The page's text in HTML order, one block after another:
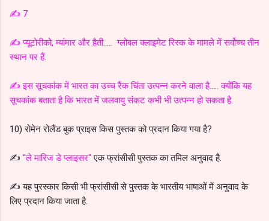
✍️ 7
✍️ प्यूटोरीको, म्यांमार और हैती..... ग्लोबल क्लाइमेट रिस्क के मामले में सर्वोच्च तीन
स्थान पर हैं.
✍️ इस सूचकांक में भारत का उच्च रैंक चिंता उत्पन्न करने वाला है..... क्योंकि यह
सूचकांक बताता है कि भारत में जलवायु संकट कभी भी उत्पन्न हो सकता है.
10) रोमेन रोलैंड बुक प्राइस किस पुस्तक को प्रदान किया गया है?
✍️ "ले मारिज डे प्लाइसर"एक फ्रांसीसी पुस्तक का तमिल अनुवाद है.
✍️ यह पुरस्कार किसी भी फ्रांसीसी से पुस्तक के भारतीय भाषाओं में अनुवाद के
लिए प्रदान किया जाता है.